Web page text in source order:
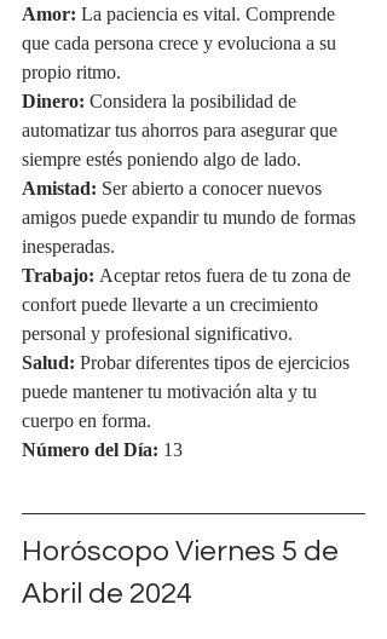
Amor: La paciencia es vital. Comprende
que cada persona crece y evoluciona a su
propio ritmo.
Dinero: Considera la posibilidad de
automatizar tus ahorros para asegurar que
siempre estés poniendo algo de lado.
Amistad: Ser abierto a conocer nuevos
amigos puede expandir tu mundo de formas
inesperadas.
Trabajo: Aceptar retos fuera de tu zona de
confort puede llevarte a un crecimiento
personal y profesional significativo.
Salud: Probar diferentes tipos de ejercicios
puede mantener tu motivación alta y tu
cuerpo en forma.
Número del Día: 13
Horóscopo Viernes 5 de
Abril de 2024